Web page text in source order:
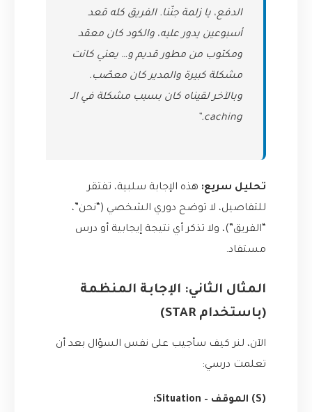
الدفع، يا زلمة جنّنا. الفريق كله قعد
أسبوعين يدور عليه، والكود كان معقد
ومكتوب من مطور قديم و… يعني كانت
مشكلة كبيرة والمدير كان معصّب.
وبالآخر لقيناه كان بسبب مشكلة في الـ
caching.”
تحليل سريع: هذه الإجابة سلبية، تفتقر
للتفاصيل، لا توضح دوري الشخصي (“نحن”،
“الفريق”)، ولا تذكر أي نتيجة إيجابية أو درس
مستفاد.
المثال الثاني: الإجابة المنظمة
(باستخدام STAR)
الآن، لنر كيف سأجيب على نفس السؤال بعد أن
تعلمت درسي:
(S) الموقف – Situation: